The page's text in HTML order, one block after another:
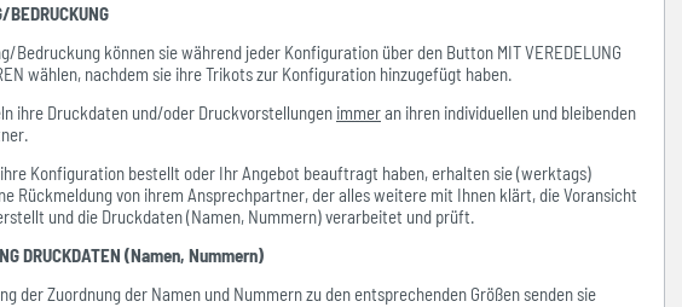
BEDRUCKUNG
Bedruckung können sie während jeder Konfiguration über den Button MIT VEREDELUNG
wählen, nachdem sie ihre Trikots zur Konfiguration hinzugefügt haben.
ihre Druckdaten und/oder Druckvorstellungen immeran ihren individuellen und bleibenden
Konfiguration bestellt oder Ihr Angebot beauftragt haben, erhalten sie (werktags)
Rückmeldung von ihrem Ansprechpartner, der alles weitere mit Ihnen klärt, die Voransicht
und die Druckdaten (Namen, Nummern) verarbeitet und prüft.
DRUCKDATEN (Namen, Nummern)
der Zuordnung der Namen und Nummern zu den entsprechenden Größen senden sie